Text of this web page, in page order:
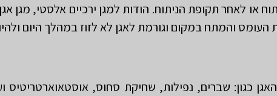
או לאחר תקופת הניתוח. הודות למגן ירכיים אלסטי, מגן
והמתח במקום וגורמת לאגן לא לזוז במהלך היום
כגון: שברים, נפילות, שחיקת סחוס, אוסטאוארטריטיס